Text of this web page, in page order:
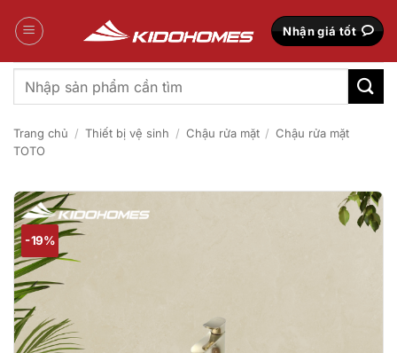
qua
Nhận giá tốt
Tìm
kiếm:
Trang chủ / Thiết bị vệ sinh / Chậu rửa mặt / Chậu rửa mặt
TOTO
-19%